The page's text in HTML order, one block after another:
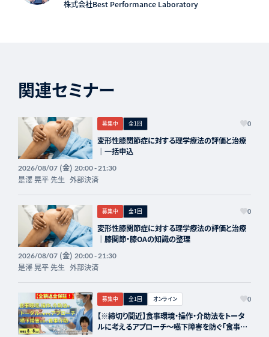
株式会社Best Performance Laboratory
関連セミナー
募集中 全1回 0
変形性膝関節症に対する理学療法の評価と治療
｜一括申込
2026/08/07(金) 20:00 - 21:30
是澤 晃平 先生 外部決済
募集中 全1回 0
変形性膝関節症に対する理学療法の評価と治療
｜膝関節・膝OAの知識の整理
2026/08/07(金) 20:00 - 21:30
是澤 晃平 先生 外部決済
募集中 全1回 オンライン 0
【※締切り間近】食事環境・操作・介助法をトータ
ルに考えるアプローチ～嚥下障害を防ぐ「食事介